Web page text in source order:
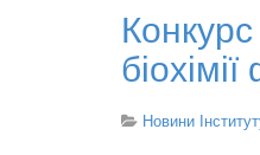
Новини